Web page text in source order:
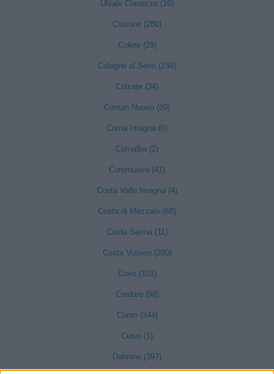
Ubiale Clanezzo (16)
Clusone (280)
Colere (29)
Cologno al Serio (239)
Colzate (34)
Comun Nuovo (89)
Corna Imagna (6)
Cornalba (2)
Cortenuova (41)
Costa Valle Imagna (4)
Costa di Mezzate (68)
Costa Serina (11)
Costa Volpino (280)
Covo (101)
Credaro (98)
Curno (344)
Cusio (1)
Dalmine (397)